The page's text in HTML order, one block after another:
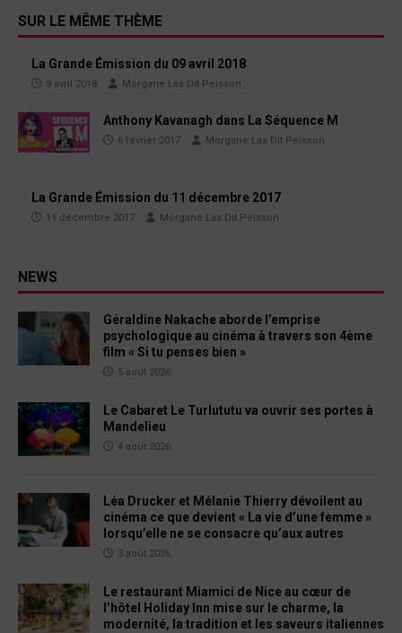
SUR LE MÊME THÈME
La Grande Émission du 09 avril 2018
9 avril 2018 Morgane Las Dit Peisson
Anthony Kavanagh dans La Séquence M
6 février 2017 Morgane Las Dit Peisson
La Grande Émission du 11 décembre 2017
11 décembre 2017 Morgane Las Dit Peisson
NEWS
Géraldine Nakache aborde l’emprise
psychologique au cinéma à travers son 4ème
film « Si tu penses bien »
5 août 2026
Le Cabaret Le Turlututu va ouvrir ses portes à
Mandelieu
4 août 2026
Léa Drucker et Mélanie Thierry dévoilent au
cinéma ce que devient « La vie d’une femme »
lorsqu’elle ne se consacre qu’aux autres
3 août 2026
Le restaurant Miamici de Nice au cœur de
l’hôtel Holiday Inn mise sur le charme, la
modernité, la tradition et les saveurs italiennes